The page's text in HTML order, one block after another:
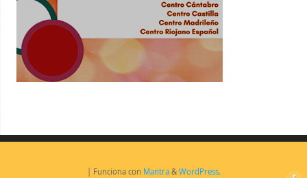
| Funciona con Mantra& WordPress.